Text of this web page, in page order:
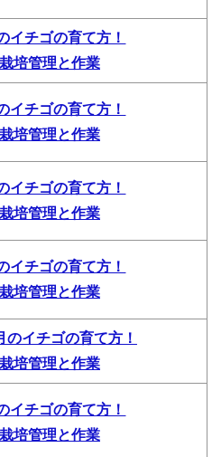
イチゴの育て方！
栽培管理と作業
イチゴの育て方！
栽培管理と作業
イチゴの育て方！
栽培管理と作業
イチゴの育て方！
栽培管理と作業
のイチゴの育て方！
栽培管理と作業
イチゴの育て方！
栽培管理と作業